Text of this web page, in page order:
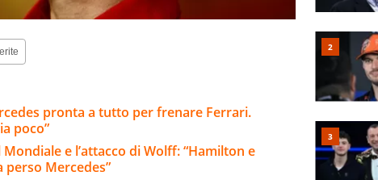
pronta a tutto per frenare Ferrari.
poco”
e l’attacco di Wolff: “Hamilton e
Mercedes”